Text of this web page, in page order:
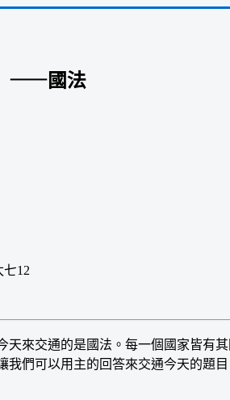
——國法
七12
交通的是國法。每一個國家皆有
們可以用主的回答來交通今天的題目